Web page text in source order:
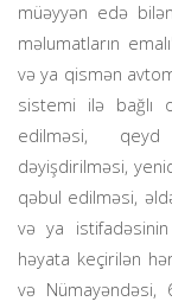
müəyyən edə
məlumatların
və ya qismən
sistemi ilə bağlı
edilməsi, qeyd
dəyişdirilməsi,
qəbul edilməsi,
və ya istifadəsinin
həyata keçirilən
və Nümayəndəsi,